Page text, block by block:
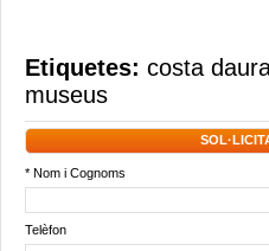
Etiquetes: costa
museus
* Nom i Cognoms
Telèfon